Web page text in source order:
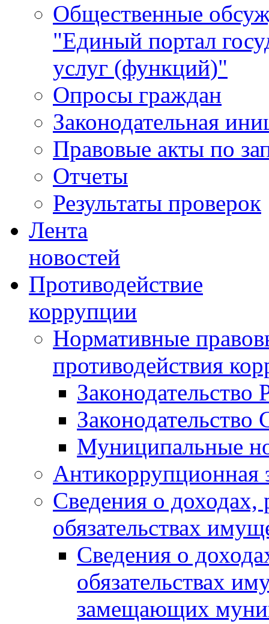
Общественные
"Единый портал
услуг (функций)"
Опросы граждан
Законодательная
Правовые акты по
Отчеты
Результаты проверок
Лента
новостей
Противодействие
коррупции
Нормативные
противодействия
Законодательство
Муниципальные
Антикоррупционная
Сведения о доходах,
обязательствах
Сведения о
обязательствах
замещающих